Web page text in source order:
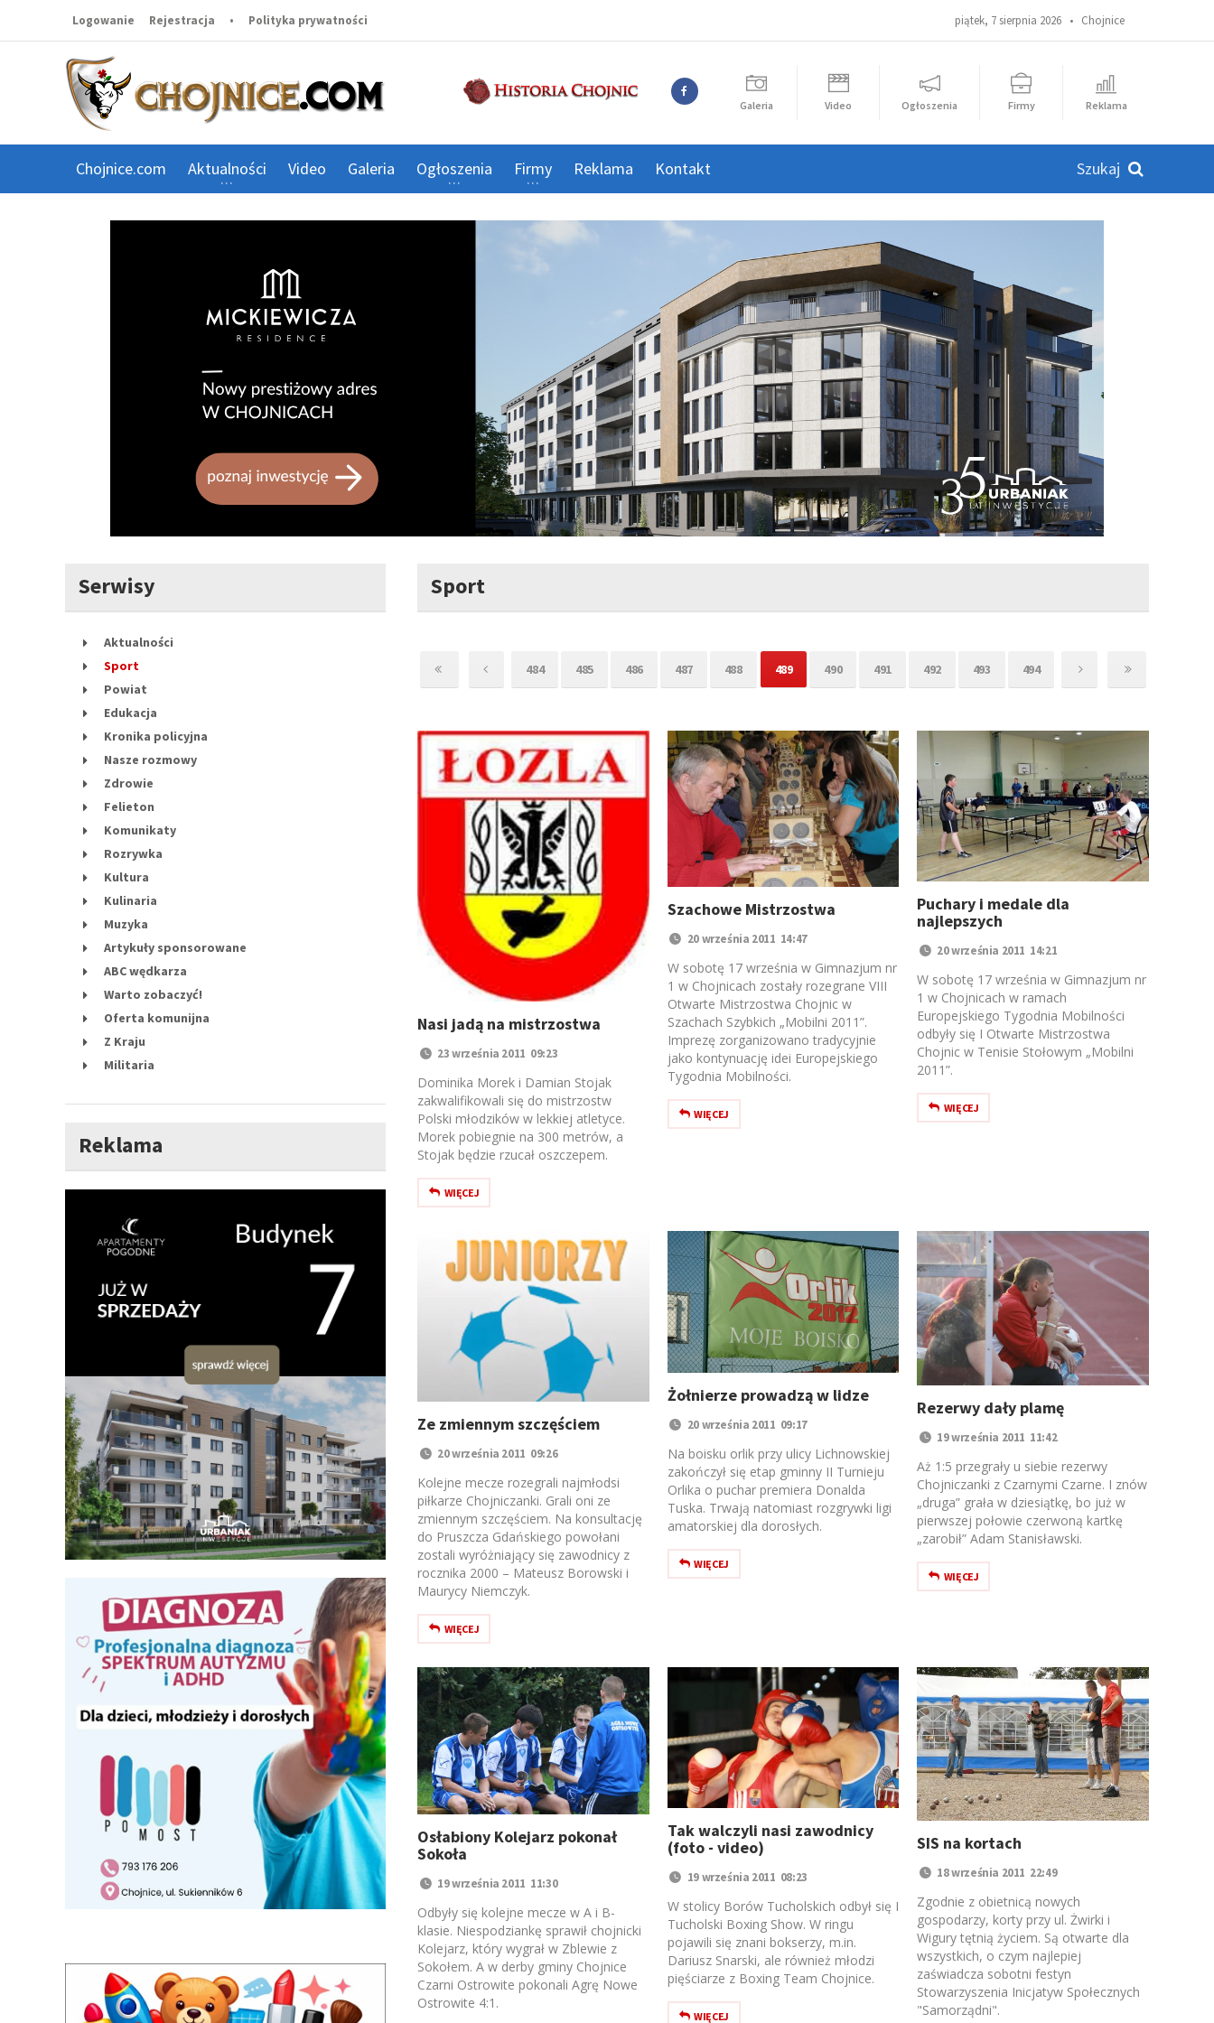
piątek, 7 sierpnia 2026 • Chojnice
Logowanie Rejestracja • Polityka prywatności
Galeria Video Ogłoszenia Firmy Reklama
Chojnice.com Aktualności Video Galeria Ogłoszenia Firmy Reklama Kontakt
Serwisy
Aktualności
Sport
Powiat
Edukacja
Kronika policyjna
Nasze rozmowy
Zdrowie
Felieton
Komunikaty
Rozrywka
Kultura
Kulinaria
Muzyka
Artykuły sponsorowane
ABC wędkarza
Warto zobaczyć!
Oferta komunijna
Z Kraju
Militaria
Reklama
Sport
484 485 486 487 488 489 490 491 492 493 494
Nasi jadą na mistrzostwa
23 września 2011 09:23
Dominika Morek i Damian Stojak
zakwalifikowali się do mistrzostw
Polski młodzików w lekkiej atletyce.
Morek pobiegnie na 300 metrów, a
Stojak będzie rzucał oszczepem.
WIĘCEJ
Szachowe Mistrzostwa
20 września 2011 14:47
W sobotę 17 września w Gimnazjum nr
1 w Chojnicach zostały rozegrane VIII
Otwarte Mistrzostwa Chojnic w
Szachach Szybkich „Mobilni 2011”.
Imprezę zorganizowano tradycyjnie
jako kontynuację idei Europejskiego
Tygodnia Mobilności.
WIĘCEJ
Puchary i medale dla
najlepszych
20 września 2011 14:21
W sobotę 17 września w Gimnazjum nr
1 w Chojnicach w ramach
Europejskiego Tygodnia Mobilności
odbyły się I Otwarte Mistrzostwa
Chojnic w Tenisie Stołowym „Mobilni
2011”.
WIĘCEJ
Ze zmiennym szczęściem
20 września 2011 09:26
Kolejne mecze rozegrali najmłodsi
piłkarze Chojniczanki. Grali oni ze
zmiennym szczęściem. Na konsultację
do Pruszcza Gdańskiego powołani
zostali wyróżniający się zawodnicy z
rocznika 2000 – Mateusz Borowski i
Maurycy Niemczyk.
WIĘCEJ
Żołnierze prowadzą w lidze
20 września 2011 09:17
Na boisku orlik przy ulicy Lichnowskiej
zakończył się etap gminny II Turnieju
Orlika o puchar premiera Donalda
Tuska. Trwają natomiast rozgrywki ligi
amatorskiej dla dorosłych.
WIĘCEJ
Rezerwy dały plamę
19 września 2011 11:42
Aż 1:5 przegrały u siebie rezerwy
Chojniczanki z Czarnymi Czarne. I znów
„druga” grała w dziesiątkę, bo już w
pierwszej połowie czerwoną kartkę
„zarobił” Adam Stanisławski.
WIĘCEJ
Osłabiony Kolejarz pokonał
Sokoła
19 września 2011 11:30
Odbyły się kolejne mecze w A i B-
klasie. Niespodziankę sprawił chojnicki
Kolejarz, który wygrał w Zblewie z
Sokołem. A w derby gminy Chojnice
Czarni Ostrowite pokonali Agrę Nowe
Ostrowite 4:1.
Tak walczyli nasi zawodnicy
(foto - video)
19 września 2011 08:23
W stolicy Borów Tucholskich odbył się I
Tucholski Boxing Show. W ringu
pojawili się znani bokserzy, m.in.
Dariusz Snarski, ale również młodzi
pięściarze z Boxing Team Chojnice.
WIĘCEJ
SIS na kortach
18 września 2011 22:49
Zgodnie z obietnicą nowych
gospodarzy, korty przy ul. Żwirki i
Wigury tętnią życiem. Są otwarte dla
wszystkich, o czym najlepiej
zaświadcza sobotni festyn
Stowarzyszenia Inicjatyw Społecznych
"Samorządni".